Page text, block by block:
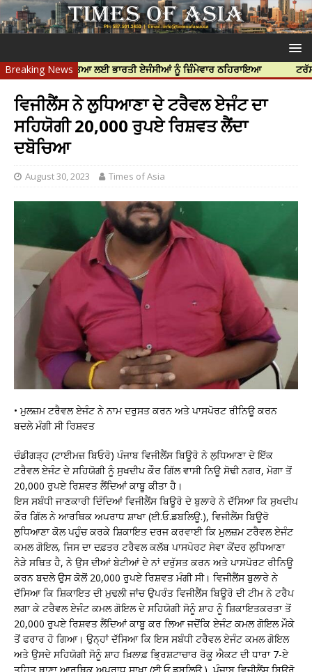
Breaking News
ਦੀ ਹੱਤਿਆ ਲਈ ਭਾਰਤੀ ਏਜੰਸੀਆਂ ਨੂੰ ਜ਼ਿੰਮੇਵਾਰ ਠਹਿਰਾਇਆ ਟਰੱਸਟਡ
ਵਿਜੀਲੈਂਸ ਨੇ ਲੁਧਿਆਣਾ ਦੇ ਟਰੈਵਲ ਏਜੰਟ ਦਾ
ਸਹਿਯੋਗੀ 20,000 ਰੁਪਏ ਰਿਸ਼ਵਤ ਲੈਂਦਾ
ਦਬੋਚਿਆ
August 30, 2023 Times of Asia
• ਮੁਲਜ਼ਮ ਟਰੈਵਲ ਏਜੰਟ ਨੇ ਨਾਮ ਦਰੁਸਤ ਕਰਨ ਅਤੇ ਪਾਸਪੋਰਟ ਰੀਨਿਊ ਕਰਨ
ਬਦਲੇ ਮੰਗੀ ਸੀ ਰਿਸ਼ਵਤ
ਚੰਡੀਗੜ੍ਹ (ਟਾਈਮਜ਼ ਬਿਓਰੋ) ਪੰਜਾਬ ਵਿਜੀਲੈਂਸ ਬਿਊਰੋ ਨੇ ਲੁਧਿਆਣਾ ਦੇ ਇੱਕ
ਟਰੈਵਲ ਏਜੰਟ ਦੇ ਸਹਿਯੋਗੀ ਨੂੰ ਸੁਖਦੀਪ ਕੌਰ ਗਿੱਲ ਵਾਸੀ ਨਿਊ ਸੋਢੀ ਨਗਰ, ਮੋਗਾ ਤੋਂ
20,000 ਰੁਪਏ ਰਿਸ਼ਵਤ ਲੈਂਦਿਆਂ ਕਾਬੂ ਕੀਤਾ ਹੈ।
ਇਸ ਸਬੰਧੀ ਜਾਣਕਾਰੀ ਦਿੰਦਿਆਂ ਵਿਜੀਲੈਂਸ ਬਿਊਰੋ ਦੇ ਬੁਲਾਰੇ ਨੇ ਦੱਸਿਆ ਕਿ ਸੁਖਦੀਪ
ਕੌਰ ਗਿੱਲ ਨੇ ਆਰਥਿਕ ਅਪਰਾਧ ਸ਼ਾਖਾ (ਈ.ਓ.ਡਬਲਿਊ.), ਵਿਜੀਲੈਂਸ ਬਿਊਰੋ
ਲੁਧਿਆਣਾ ਕੋਲ ਪਹੁੰਚ ਕਰਕੇ ਸ਼ਿਕਾਇਤ ਦਰਜ ਕਰਵਾਈ ਕਿ ਮੁਲਜ਼ਮ ਟਰੈਵਲ ਏਜੰਟ
ਕਮਲ ਗੋਇਲ, ਜਿਸ ਦਾ ਦਫ਼ਤਰ ਟਰੈਵਲ ਕਲੱਬ ਪਾਸਪੋਰਟ ਸੇਵਾ ਕੇਂਦਰ ਲੁਧਿਆਣਾ
ਨੇੜੇ ਸਥਿਤ ਹੈ, ਨੇ ਉਸ ਦੀਆਂ ਬੇਟੀਆਂ ਦੇ ਨਾਂ ਦਰੁੱਸਤ ਕਰਨ ਅਤੇ ਪਾਸਪੋਰਟ ਰੀਨਿਊ
ਕਰਨ ਬਦਲੇ ਉਸ ਕੋਲੋਂ 20,000 ਰੁਪਏ ਰਿਸ਼ਵਤ ਮੰਗੀ ਸੀ। ਵਿਜੀਲੈਂਸ ਬੁਲਾਰੇ ਨੇ
ਦੱਸਿਆ ਕਿ ਸ਼ਿਕਾਇਤ ਦੀ ਮੁਢਲੀ ਜਾਂਚ ਉਪਰੰਤ ਵਿਜੀਲੈਂਸ ਬਿਊਰੋ ਦੀ ਟੀਮ ਨੇ ਟਰੈਪ
ਲਗਾ ਕੇ ਟਰੈਵਲ ਏਜੰਟ ਕਮਲ ਗੋਇਲ ਦੇ ਸਹਿਯੋਗੀ ਸੋਨੂੰ ਸ਼ਾਹ ਨੂੰ ਸ਼ਿਕਾਇਤਕਰਤਾ ਤੋਂ
20,000 ਰੁਪਏ ਰਿਸ਼ਵਤ ਲੈਂਦਿਆਂ ਕਾਬੂ ਕਰ ਲਿਆ ਜਦੋਂਕਿ ਏਜੰਟ ਕਮਲ ਗੋਇਲ ਮੌਕੇ
ਤੋਂ ਫਰਾਰ ਹੋ ਗਿਆ। ਉਨ੍ਹਾਂ ਦੱਸਿਆ ਕਿ ਇਸ ਸਬੰਧੀ ਟਰੈਵਲ ਏਜੰਟ ਕਮਲ ਗੋਇਲ
ਅਤੇ ਉਸਦੇ ਸਹਿਯੋਗੀ ਸੋਨੂੰ ਸ਼ਾਹ ਖ਼ਿਲਾਫ਼ ਭ੍ਰਿਸ਼ਟਾਚਾਰ ਰੋਕੂ ਐਕਟ ਦੀ ਧਾਰਾ 7-ਏ